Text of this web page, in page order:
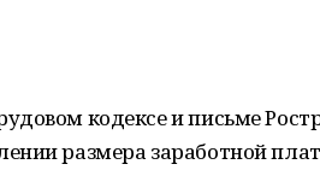
кодексе и письме
размера заработной